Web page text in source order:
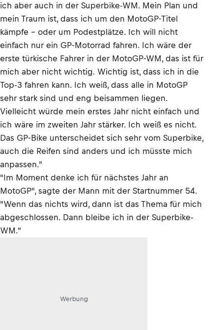
ich aber auch in der Superbike-WM. Mein Plan und
mein Traum ist, dass ich um den MotoGP-Titel
kämpfe – oder um Podestplätze. Ich will nicht
einfach nur ein GP-Motorrad fahren. Ich wäre der
erste türkische Fahrer in der MotoGP-WM, das ist für
mich aber nicht wichtig. Wichtig ist, dass ich in die
Top-3 fahren kann. Ich weiß, dass alle in MotoGP
sehr stark sind und eng beisammen liegen.
Vielleicht würde mein erstes Jahr nicht einfach und
ich wäre im zweiten Jahr stärker. Ich weiß es nicht.
Das GP-Bike unterscheidet sich sehr vom Superbike,
auch die Reifen sind anders und ich müsste mich
anpassen."
"Im Moment denke ich für nächstes Jahr an
MotoGP", sagte der Mann mit der Startnummer 54.
"Wenn das nichts wird, dann ist das Thema für mich
abgeschlossen. Dann bleibe ich in der Superbike-
WM."
Werbung